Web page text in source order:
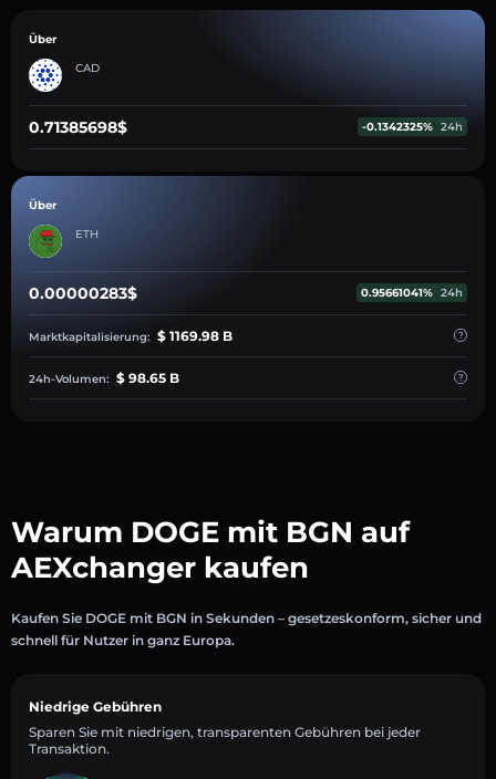
Über
CAD
0.71385698$ -0.1342325% 24h
Über
ETH
0.00000283$ 0.95661041% 24h
Marktkapitalisierung: $ 1169.98 B
24h-Volumen: $ 98.65 B
Warum DOGE mit BGN auf
AEXchanger kaufen
Kaufen Sie DOGE mit BGN in Sekunden – gesetzeskonform, sicher und
schnell für Nutzer in ganz Europa.
Niedrige Gebühren
Sparen Sie mit niedrigen, transparenten Gebühren bei jeder
Transaktion.